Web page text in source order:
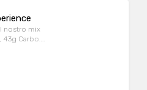
nostro mix
43g Carbo.
4 nigiri
avocado e